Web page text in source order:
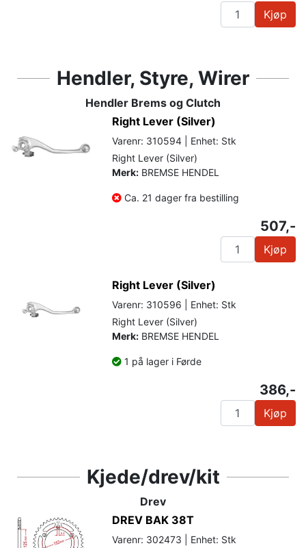
Kjøp
Hendler, Styre, Wirer
Hendler Brems og Clutch
Right Lever (Silver)
Varenr: 310594 | Enhet: Stk
Right Lever (Silver)
Merk: BREMSE HENDEL
Ca. 21 dager fra bestilling
507,-
Kjøp
Right Lever (Silver)
Varenr: 310596 | Enhet: Stk
Right Lever (Silver)
Merk: BREMSE HENDEL
1 på lager i Førde
386,-
Kjøp
Kjede/drev/kit
Drev
DREV BAK 38T
Varenr: 302473 | Enhet: Stk